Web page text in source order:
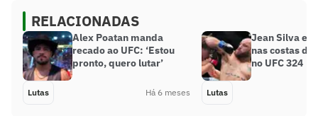
RELACIONADAS
Alex Poatan manda
recado ao UFC: ‘Estou
pronto, quero lutar’
Lutas Há 6 meses
Jean Silva
nas costas
no UFC 324
Lutas